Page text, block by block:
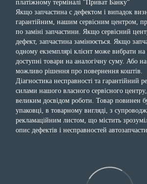
платіжному терміналі "Приват Банку"
Якщо запчастина с дефектом і випадок
гарантійним, нашим сервісним центром,
по заміні запчастини. Якщо сервісний
дефект, запчастина замінюється. Якщо
одному екземплярі клієнт може вибрати
доступні товари на аналогічну суму. Або
можливо рішення про повернення коштів.
Діагностика несправності та гарантійний
силами нашого власного сервісного
великим досвідом роботи. Товар повинен
упаковці, в товарному вигляді, з
рекламаційним листом, що містить
опис дефектів і несправностей